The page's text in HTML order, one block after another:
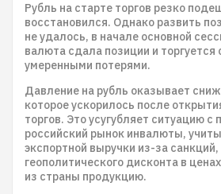
Рубль на старте торгов резко
восстановился. Однако развить
не удалось, в начале основной
валюта сдала позиции и торгуется
умеренными потерями.
Давление на рубль оказывает
которое ускорилось после
торгов. Это усугубляет ситуацию с
российский рынок инвалюты,
экспортной выручки из-за
геополитического дисконта в
из страны продукцию.